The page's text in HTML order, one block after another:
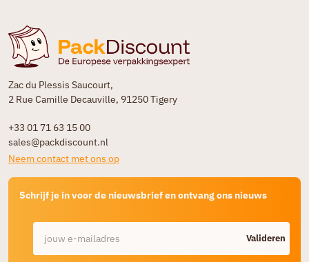
Zac du Plessis Saucourt,
2 Rue Camille Decauville, 91250 Tigery
+33 01 71 63 15 00
sales@packdiscount.nl
Neem contact met ons op
Schrijf je in voor de nieuwsbrief en ontvang ons nieuws
Valideren